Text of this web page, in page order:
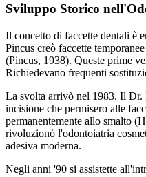
Sviluppo Storico
Il concetto di faccette dentali è
Pincus creò faccette
(Pincus, 1938). Queste prime
Richiedevano frequenti
La svolta arrivò nel 1983. Il Dr.
incisione che permisero alle
permanentemente allo smalto
rivoluzionò l'odontoiatria
adesiva moderna.
Negli anni '90 si assistette